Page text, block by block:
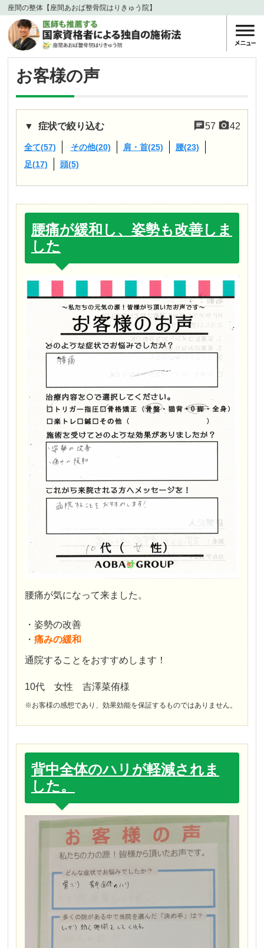
座間の整体【座間あおば整骨院はりきゅう院】
お客様の声
57 42
症状で絞り込む
全て(57) その他(20) 肩・首(25)
腰(23)
足(17)
頭(5)
腰痛が緩和し、姿勢も改善しま
した
腰痛が気になって来ました。
・姿勢の改善
・痛みの緩和
通院することをおすすめします！
10代 女性 吉澤菜侑様
※お客様の感想であり、効果効能を保証するものではありません。
背中全体のハリが軽減されま
した。